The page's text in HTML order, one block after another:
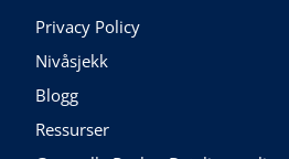
Privacy Policy
Nivåsjekk
Blogg
Ressurser